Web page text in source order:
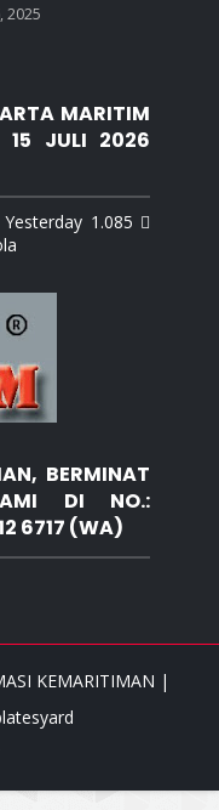
2025
MARITIM
15 JULI 2026
1.085 
BERMINAT
DI NO.:
6717 (WA)
KEMARITIMAN |